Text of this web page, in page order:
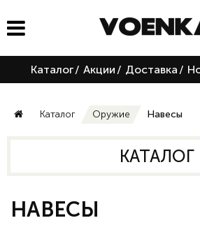
Каталог/ Акции / Доставка /
Каталог Оружие Навесы
КАТАЛОГ
НАВЕСЫ